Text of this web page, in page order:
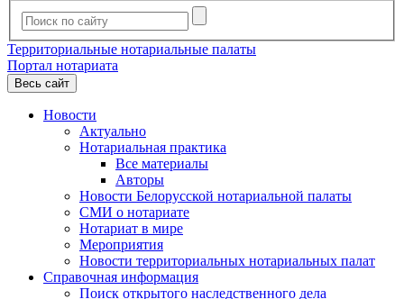
Территориальные нотариальные палаты
Портал нотариата
Весь сайт
Новости
Актуально
Нотариальная практика
Все материалы
Авторы
Новости Белорусской нотариальной палаты
СМИ о нотариате
Нотариат в мире
Мероприятия
Новости территориальных нотариальных палат
Справочная информация
Поиск открытого наследственного дела